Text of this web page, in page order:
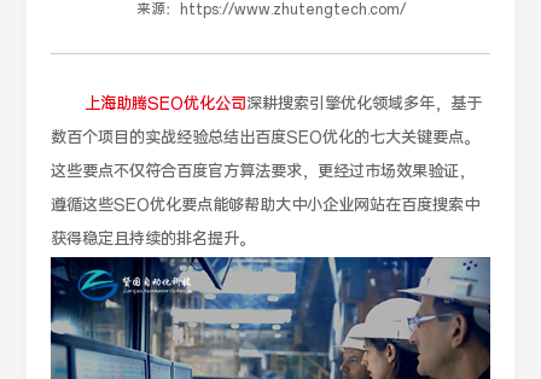
来源：
https://www.zhutengtech.com/
上海助腾SEO优化公司深耕搜索引擎优化领域多年，基于
数百个项目的实战经验总结出百度SEO优化的七大关键要点。
这些要点不仅符合百度官方算法要求，更经过市场效果验证，
遵循这些SEO优化要点能够帮助大中小企业网站在百度搜索中
获得稳定且持续的排名提升。